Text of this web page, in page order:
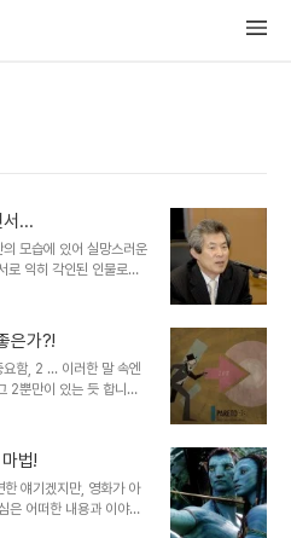
...
모습에 있어 실망스러운
로 익히 각인된 인물로써
했었습니다. 문화방송
넷 이곳 저곳에 올라오
엄기영 사장이 말하는 짧
. 방송과 언론을 나팔수로
니다. 김일성 김정일을
군가를 그렇게 만들어 떡
은가?!
함, 2 ... 이러한 말 속엔
2뿐만이 있는 듯 합니다.
지금은 필요성을 느낄 능
심,가운데, 구심점, 리더,
다. 아니, 이미 그 이상
라가 있으므로... 꼭 그렇
운데 또는 중심, 리더가
과연 그 중심은 스스로 중
법!
얘기겠지만, 영화가 아
은 어떠한 내용과 이야기
겁니다. 몇해 전 수백억의